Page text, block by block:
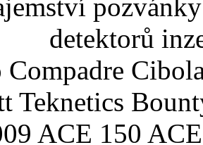
detektorů
Compadre
Teknetics
ACE 150